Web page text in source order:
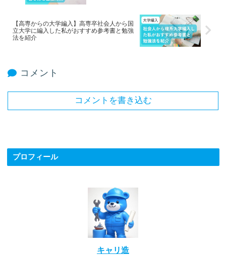
【高専からの大学編入】高専卒社会人から国
立大学に編入した私がおすすめ参考書と勉強
法を紹介
コメント
コメントを書き込む
プロフィール
キャリ造